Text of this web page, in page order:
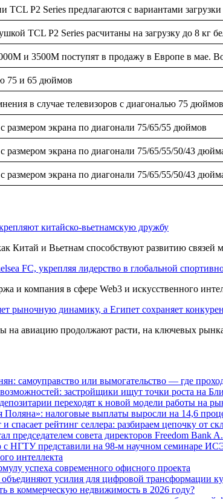
P2 Series предлагаются с вариантами загрузки
TCL P2 Series расчитаны на загрузку до 8 кг
и 3500M поступят в продажу в Европе в мае.
75 и 65 дюймов
в случае телевизоров с диагональю 75
размером экрана по диагонали 75/65/55 дюймов
размером экрана по диагонали 75/65/55/50/43
размером экрана по диагонали 75/65/55/50/43
китайско-вьетнамскую дружбу
Китай и Вьетнам способствуют развитию связей
FC, укрепляя лидерство в глобальной
и компания в сфере Web3 и искусственного
рыночную динамику, а Египет сохраняет
на авиацию продолжают расти, на ключевых
самоуправство или вымогательство — где
застройщики ищут точки роста на
переходят к новой модели работы на
Поляна»: налоговые выплаты выросли на 14,6
спасает рейтинг селлера: разбираем цепочку от
председателем совета директоров Freedom Bank
НГТУ представили на 98-м научном семинаре
интеллекта
успеха современного офисного проекта
усилия для цифровой трансформации
в коммерческую недвижимость в 2026 году?